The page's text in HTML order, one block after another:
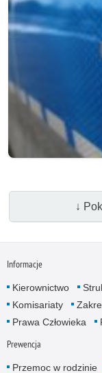
↓
Informacje
Kierownictwo
Komisariaty
Prawa Człowieka
Prewencja
Przemoc w rodzinie